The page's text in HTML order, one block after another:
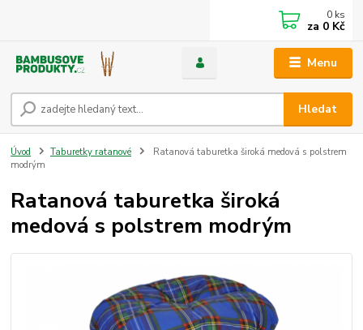
Menu
Hledat
0 ks
za 0 Kč
Úvod Taburetky ratanové
Ratanová taburetka široká medová s polstrem
modrým
Ratanová taburetka široká
medová s polstrem modrým